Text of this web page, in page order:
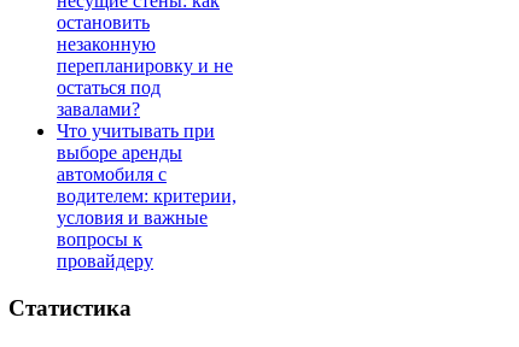
остановить
незаконную
перепланировку и не
остаться под
завалами?
Что учитывать при
выборе аренды
автомобиля с
водителем: критерии,
условия и важные
вопросы к
провайдеру
Статистика